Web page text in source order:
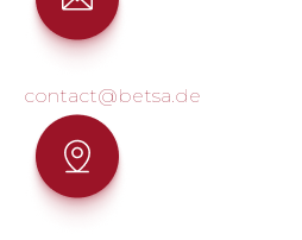
contact@betsa.de